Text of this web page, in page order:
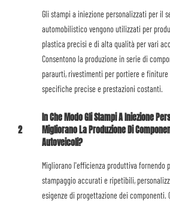
Gli stampi a iniezione personalizzati per il
automobilistico vengono utilizzati per
plastica precisi e di alta qualità per vari
Consentono la produzione in serie di
paraurti, rivestimenti per portiere e
specifiche precise e prestazioni costanti.
2
In Che Modo Gli Stampi A Iniezione
Migliorano La Produzione Di
Autoveicoli?
Migliorano l'efficienza produttiva fornendo
stampaggio accurati e ripetibili,
esigenze di progettazione dei componenti.